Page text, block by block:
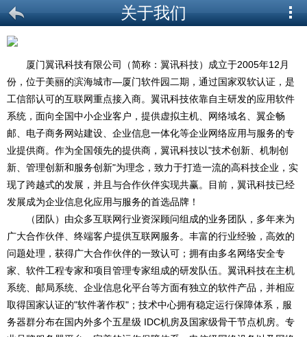
关于我们
厦门翼讯科技有限公司（简称：翼讯科技）成立于2005年12月
份，位于美丽的滨海城市—厦门软件园二期，通过国家双软认证，是
工信部认可的互联网重点接入商。翼讯科技依靠自主研发的应用软件
系统，面向全国中小企业客户，提供虚拟主机、网络域名、翼企畅
邮、电子商务网站建设、企业信息一体化等企业网络应用与服务的专
业提供商。作为全国领先的提供商，翼讯科技以"技术创新、机制创
新、管理创新和服务创新"为理念，致力于打造一流的高科技企业，实
现了跨越式的发展，并且与合作伙伴实现共赢。目前，翼讯科技已经
发展成为企业信息化应用与服务的首选品牌！
（团队）由众多互联网行业资深顾问组成的业务团队，多年来为
广大合作伙伴、终端客户提供互联网服务。丰富的行业经验，高效的
问题处理，获得广大合作伙伴的一致认可；拥有由多名网络安全专
家、软件工程专家和项目管理专家组成的研发队伍。翼讯科技在主机
系统、邮局系统、企业信息化平台等方面有独立的软件产品，并相应
取得国家认证的"软件著作权"；技术中心拥有稳定运行保障体系，服
务器群分布在国内外多个五星级 IDC机房及国家级骨干节点机房。专